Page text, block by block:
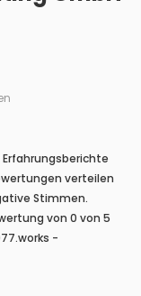
verteilen
Stimmen.
von 0 von 5
-